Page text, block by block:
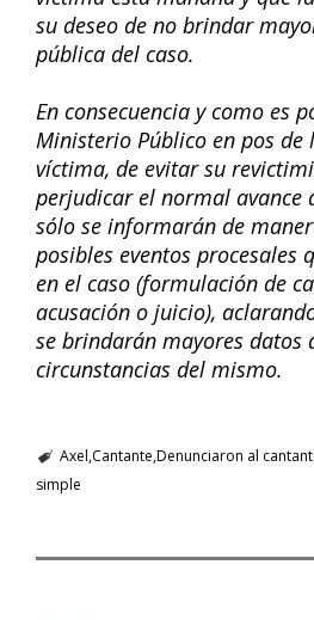
su deseo de no brindar
pública del caso.
En consecuencia y como es
Ministerio Público en pos de
víctima, de evitar su
perjudicar el normal avance
sólo se informarán de
posibles eventos procesales
en el caso (formulación de
acusación o juicio),
se brindarán mayores datos
circunstancias del mismo.
Axel Cantante Denunciaron al
simple